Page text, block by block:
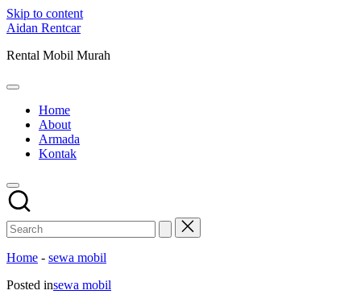
Skip to content
Aidan Rentcar
Rental Mobil Murah
Home
About
Armada
Kontak
Home - sewa mobil
Posted insewa mobil